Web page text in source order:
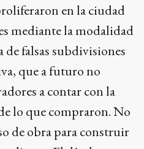
en la ciudad
mediante la modalidad
falsas subdivisiones
que a futuro no
a contar con la
lo que compraron. No
de obra para construir